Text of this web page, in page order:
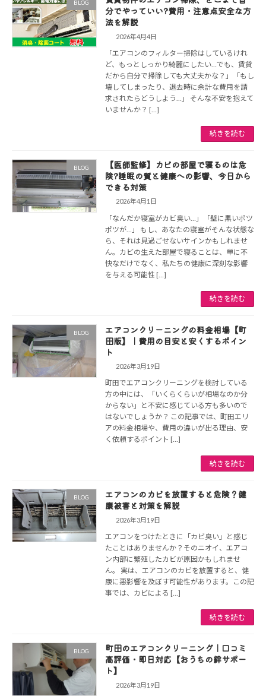
BLOG
分でやっていい?費用・注意点安全な方
法を解説
2026年4月4日
「エアコンのフィルター掃除はしているけれ
ど、もっとしっかり綺麗にしたい…でも、賃貸
だから自分で掃除しても大丈夫かな？」「もし
壊してしまったり、退去時に余計な費用を請
求されたらどうしよう…」 そんな不安を抱えて
いませんか？ […]
続きを読む
BLOG
【医師監修】カビの部屋で寝るのは危
険?睡眠の質と健康への影響、今日から
できる対策
2026年4月1日
「なんだか寝室がカビ臭い…」「壁に黒いポツ
ポツが…」 もし、あなたの寝室がそんな状態な
ら、それは見過ごせないサインかもしれませ
ん。カビの生えた部屋で寝ることは、単に不
快なだけでなく、私たちの健康に深刻な影響
を与える可能性 […]
続きを読む
BLOG
エアコンクリーニングの料金相場【町
田版】｜費用の目安と安くするポイン
ト
2026年3月19日
町田でエアコンクリーニングを検討している
方の中には、「いくらくらいが相場なのか分
からない」と不安に感じている方も多いので
はないでしょうか？ この記事では、町田エリ
アの料金相場や、費用の違いが出る理由、安
く依頼するポイント […]
続きを読む
BLOG
エアコンのカビを放置すると危険？健
康被害と対策を解説
2026年3月19日
エアコンをつけたときに「カビ臭い」と感じ
たことはありませんか？そのニオイ、エアコ
ン内部に繁殖したカビが原因かもしれませ
ん。 実は、エアコンのカビを放置すると、健
康に悪影響を及ぼす可能性があります。この記
事では、カビによる […]
続きを読む
BLOG
町田のエアコンクリーニング｜口コミ
高評価・即日対応【おうちの絆サポー
ト】
2026年3月19日